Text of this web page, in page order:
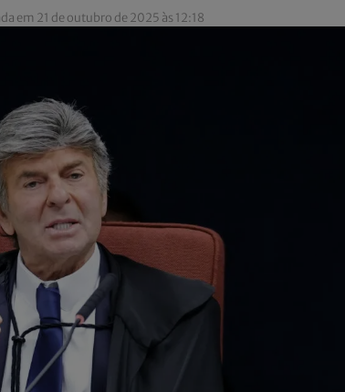
em 21 de outubro de 2025 às 12:18